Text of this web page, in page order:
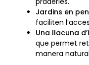
Jardins en
faciliten
Una llacuna
que permet
manera